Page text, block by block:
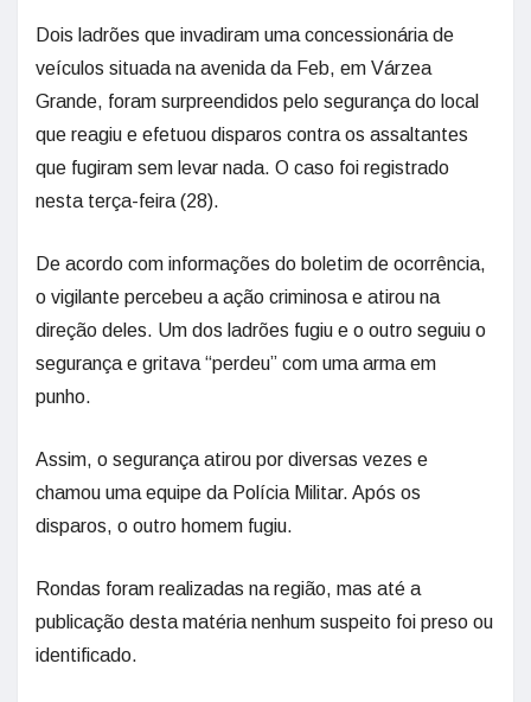
Dois ladrões que invadiram uma concessionária de
veículos situada na avenida da Feb, em Várzea
Grande, foram surpreendidos pelo segurança do local
que reagiu e efetuou disparos contra os assaltantes
que fugiram sem levar nada. O caso foi registrado
nesta terça-feira (28).
De acordo com informações do boletim de ocorrência,
o vigilante percebeu a ação criminosa e atirou na
direção deles. Um dos ladrões fugiu e o outro seguiu o
segurança e gritava “perdeu” com uma arma em
punho.
Assim, o segurança atirou por diversas vezes e
chamou uma equipe da Polícia Militar. Após os
disparos, o outro homem fugiu.
Rondas foram realizadas na região, mas até a
publicação desta matéria nenhum suspeito foi preso ou
identificado.